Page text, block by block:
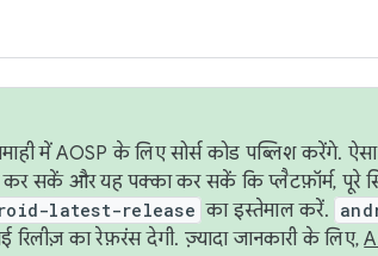
में AOSP के लिए सोर्स कोड पब्लिश करेंगे.
सकें और यह पक्का कर सकें कि प्लैटफ़ॉर्म, पूरे
latest-release का इस्तेमाल करें.
का रेफ़रंस देगी. ज़्यादा जानकारी के लिए,